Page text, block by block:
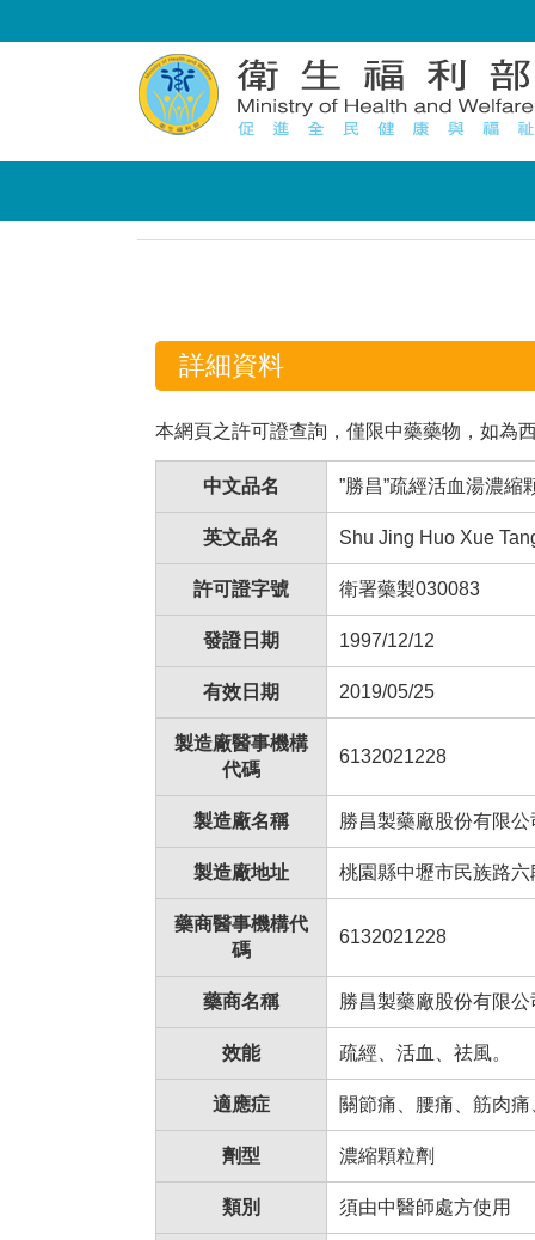
詳細資料
本網頁之許可證查詢，僅限中藥藥物，如為
中文品名 ”勝昌”疏經活血湯濃縮
英文品名 Shu Jing Huo Xue
許可證字號 衛署藥製030083
發證日期 1997/12/12
有效日期 2019/05/25
製造廠醫事機構
代碼
6132021228
製造廠名稱 勝昌製藥廠股份有限
製造廠地址 桃園縣中壢市民族路
藥商醫事機構代
碼
6132021228
藥商名稱 勝昌製藥廠股份有限
效能 疏經、活血、祛風。
適應症 關節痛、腰痛、筋肉
劑型 濃縮顆粒劑
類別 須由中醫師處方使用